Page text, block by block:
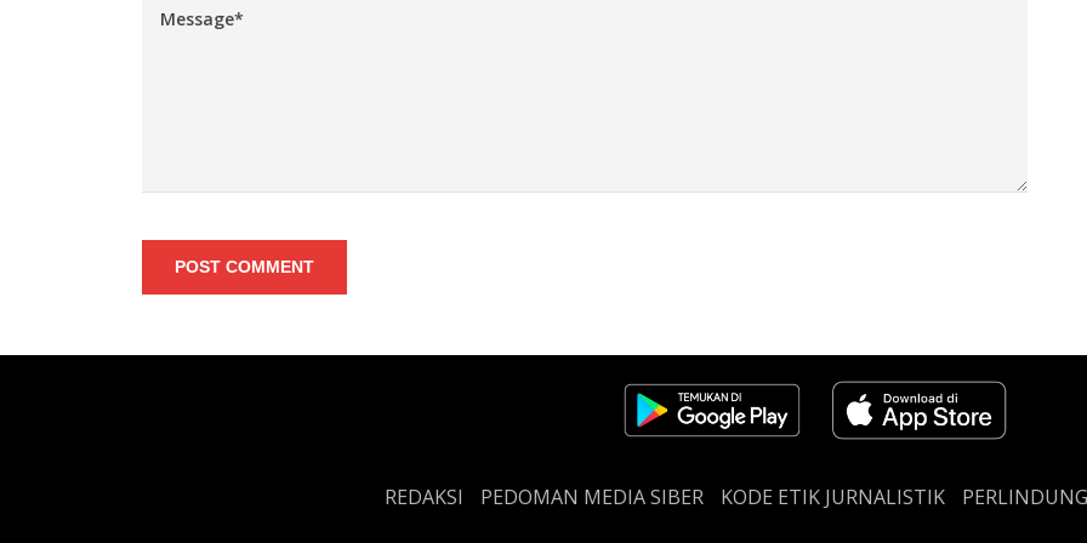
POST COMMENT
REDAKSI PEDOMAN MEDIA SIBER KODE ETIK JURNALISTIK